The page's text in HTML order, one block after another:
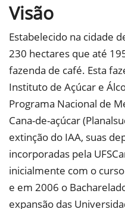
Visão
Estabelecido na cidade
230 hectares que até
fazenda de café. Esta
Instituto de Açúcar e
Programa Nacional de
Cana-de-açúcar
extinção do IAA, suas
incorporadas pela
inicialmente com o
e em 2006 o
expansão das